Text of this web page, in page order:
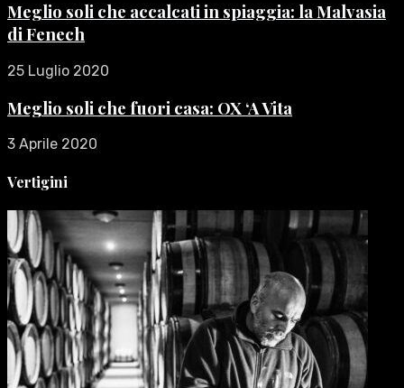
Meglio soli che accalcati in spiaggia: la Malvasia
di Fenech
25 Luglio 2020
Meglio soli che fuori casa: OX ‘A Vita
3 Aprile 2020
Vertigini